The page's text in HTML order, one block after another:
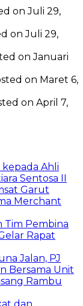
on Juli 29,
on Juli 29,
on Januari
on Maret 6,
on April 7,
kepada Ahli
Sentosa II
Garut
Merchant
Tim Pembina
Rapat
Jalan, PJ
Bersama Unit
Rambu
dan